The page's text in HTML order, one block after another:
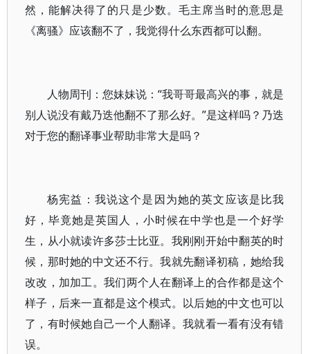
然，能解决得了的只是少数。毛主席当时的意思是
《离骚》应该翻不了，我觉得什么东西都可以翻。
人物周刊：您妹妹说：“我哥哥最高兴的事，就是
别人说没有戴乃迭他翻不了那么好。”是这样吗？乃迭
对于您的翻译事业帮助非常大是吗？
杨宪益：我说这个是因为她的英文应该是比我
好，毕竟她是英国人，小时候在中学也是一个好学
生，从小就读许多莎士比亚。我刚刚开始中翻英的时
候，那时她的中文还不行。我就先翻译初稿，她给我
改改，加加工。我们两个人在翻译上的合作都是这个
样子，后来一直都是这个模式。以后她的中文也可以
了，有时候她自己一个人翻译。我就看一看有没有错
误。